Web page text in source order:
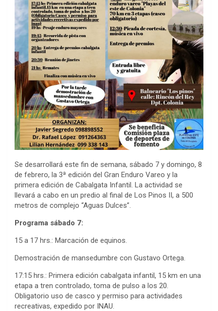
Se desarrollará este fin de semana, sábado 7 y domingo, 8
de febrero, la 3ª edición del Gran Enduro Vareo y la
primera edición de Cabalgata Infantil. La actividad se
llevará a cabo en un predio al final de Los Pinos II, a 500
metros de complejo “Aguas Dulces”.
Programa sábado 7:
15 a 17 hrs.: Marcación de equinos.
Demostración de mansedumbre con Gustavo Ortega.
17:15 hrs.: Primera edición cabalgata infantil, 15 km en una
etapa a tren controlado, toma de pulso a los 20.
Obligatorio uso de casco y permiso para actividades
recreativas, expedido por INAU.